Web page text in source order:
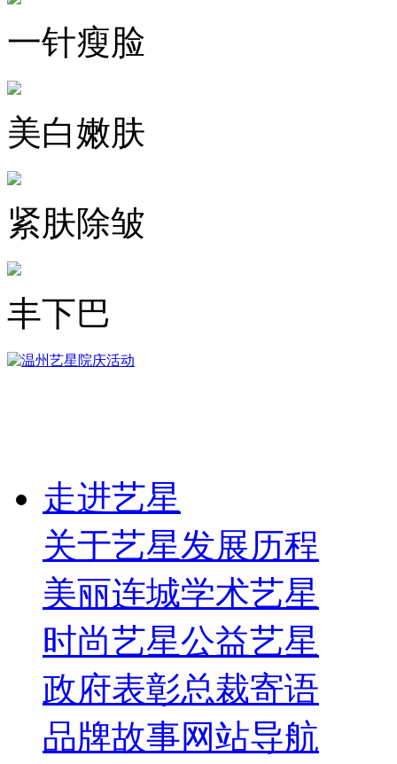
一针瘦脸
美白嫩肤
紧肤除皱
丰下巴
走进艺星
关于艺星发展历程
美丽连城学术艺星
时尚艺星公益艺星
政府表彰总裁寄语
品牌故事网站导航